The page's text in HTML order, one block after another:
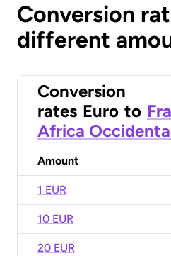
Conversion
different
Conversion
rates Euro to
Africa
Amount
1 EUR
10 EUR
20 EUR